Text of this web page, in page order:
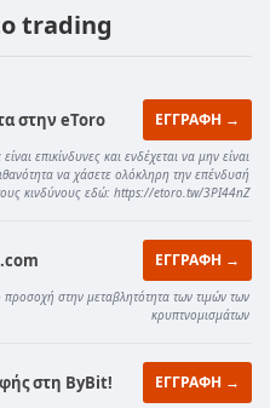
trading
στην eToro ΕΓΓΡΑΦΗ →
επικίνδυνες και ενδέχεται να μην είναι
να χάσετε ολόκληρη την επένδυσή
κινδύνους εδώ: https://etoro.tw/3PI44nZ
ΕΓΓΡΑΦΗ →
προσοχή στην μεταβλητότητα των τιμών των
κρυπτνομισμάτων
στη ByBit! ΕΓΓΡΑΦΗ →